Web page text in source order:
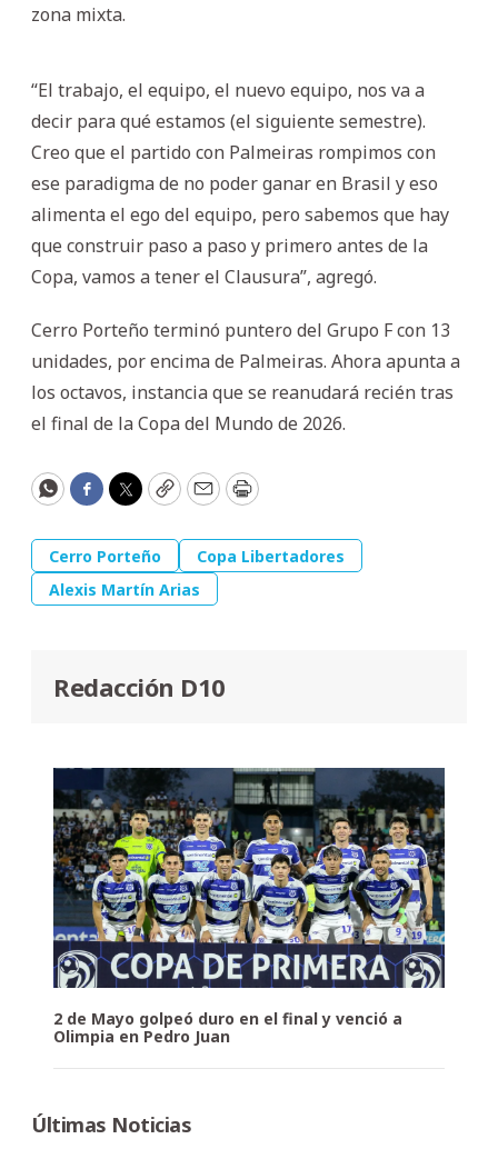
zona mixta.
“El trabajo, el equipo, el nuevo equipo, nos va a
decir para qué estamos (el siguiente semestre).
Creo que el partido con Palmeiras rompimos con
ese paradigma de no poder ganar en Brasil y eso
alimenta el ego del equipo, pero sabemos que hay
que construir paso a paso y primero antes de la
Copa, vamos a tener el Clausura”, agregó.
Cerro Porteño terminó puntero del Grupo F con 13
unidades, por encima de Palmeiras. Ahora apunta a
los octavos, instancia que se reanudará recién tras
el final de la Copa del Mundo de 2026.
WhatsApp
Facebook
Twitter
CopyEmailPrint
Cerro Porteño
Copa Libertadores
Alexis Martín Arias
Redacción D10
2 de Mayo golpeó duro en el final y venció a
Olimpia en Pedro Juan
Últimas Noticias